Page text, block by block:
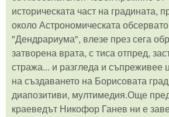
историческата част на градината,
около Астрономическата
"Дендрариума", влезе през сега
затворена врата, с тиса отпред,
стража... и разгледа и съпреживее
на създаването на Борисовата
диапозитиви, мултимедия.Още
краеведът Никофор Ганев ни е